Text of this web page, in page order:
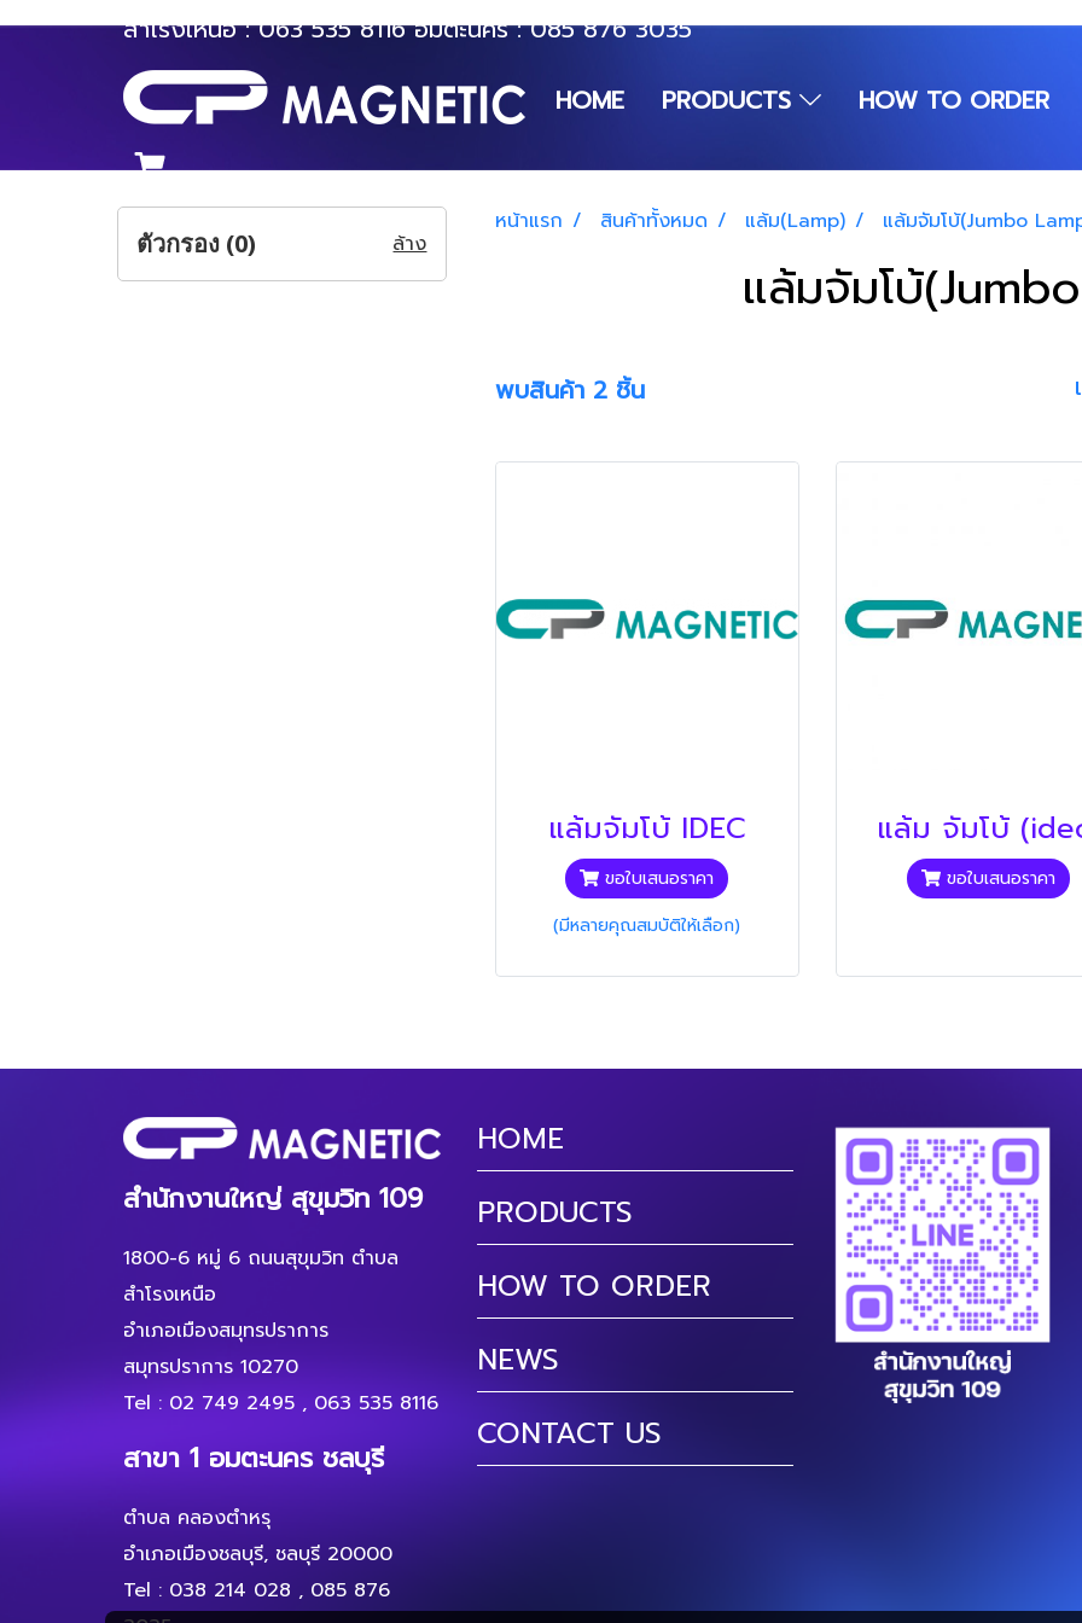
สำโรงเหนือ :063 535 8116อมตะนคร :085 876 3035
HOME
PRODUCTS HOW TO ORDER
หน้าแรก สินค้าทั้งหมด แล้ม(Lamp) แล้มจัมโบ้(Jumbo
แล้มจัมโบ้
พบสินค้า 2 ชิ้น
แล้มจัมโบ้ IDEC
ขอใบเสนอราคา
(มีหลายคุณสมบัติให้เลือก)
แล้ม จัมโบ้
ขอใบเสนอราคา
ตัวกรอง (0) ล้าง
สำนักงานใหญ่ สุขุมวิท 109
1800-6 หมู่ 6 ถนนสุขุมวิท ตำบล
สำโรงเหนือ
อำเภอเมืองสมุทรปราการ
สมุทรปราการ 10270
Tel : 02 749 2495 , 063 535 8116
สาขา 1 อมตะนคร ชลบุรี
ตำบล คลองตำหรุ
อำเภอเมืองชลบุรี, ชลบุรี 20000
Tel : 038 214 028 , 085 876
HOME
PRODUCTS
HOW TO ORDER
NEWS
CONTACT US